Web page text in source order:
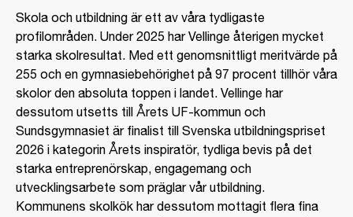
Skola och utbildning är ett av våra tydligaste
profilområden. Under 2025 har Vellinge återigen mycket
starka skolresultat. Med ett genomsnittligt meritvärde på
255 och en gymnasiebehörighet på 97 procent tillhör våra
skolor den absoluta toppen i landet. Vellinge har
dessutom utsetts till Årets UF-kommun och
Sundsgymnasiet är finalist till Svenska utbildningspriset
2026 i kategorin Årets inspiratör, tydliga bevis på det
starka entreprenörskap, engagemang och
utvecklingsarbete som präglar vår utbildning.
Kommunens skolkök har dessutom mottagit flera fina